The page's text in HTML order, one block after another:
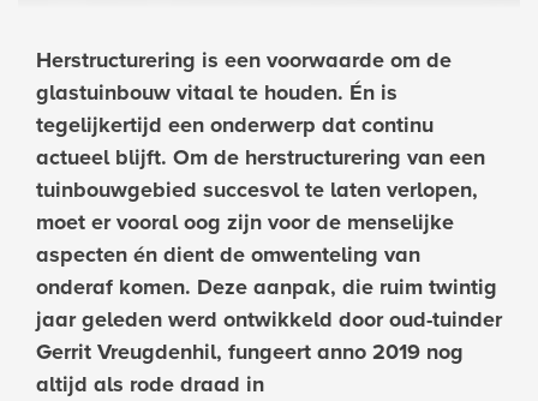
Herstructurering is een voorwaarde om de
glastuinbouw vitaal te houden. Én is
tegelijkertijd een onderwerp dat continu
actueel blijft. Om de herstructurering van een
tuinbouwgebied succesvol te laten verlopen,
moet er vooral oog zijn voor de menselijke
aspecten én dient de omwenteling van
onderaf komen. Deze aanpak, die ruim twintig
jaar geleden werd ontwikkeld door oud-tuinder
Gerrit Vreugdenhil, fungeert anno 2019 nog
altijd als rode draad in